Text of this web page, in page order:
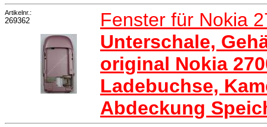
Artikelnr.:
269362
Fenster für Nokia
Unterschale,
original Nokia
Ladebuchse,
Abdeckung